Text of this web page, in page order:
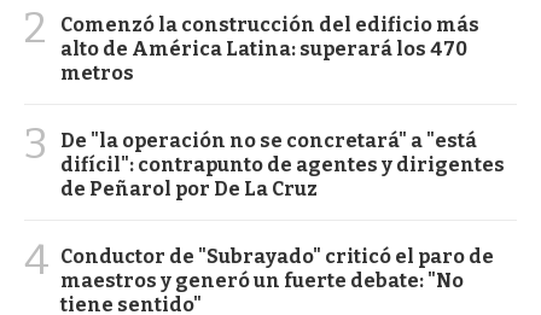
2
Comenzó la construcción del edificio más
alto de América Latina: superará los 470
metros
3
De "la operación no se concretará" a "está
difícil": contrapunto de agentes y dirigentes
de Peñarol por De La Cruz
4 Conductor de "Subrayado" criticó el paro de
maestros y generó un fuerte debate: "No
tiene sentido"